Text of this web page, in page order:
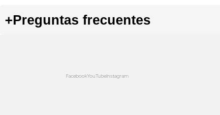
+Preguntas frecuentes
FacebookYouTubeInstagram